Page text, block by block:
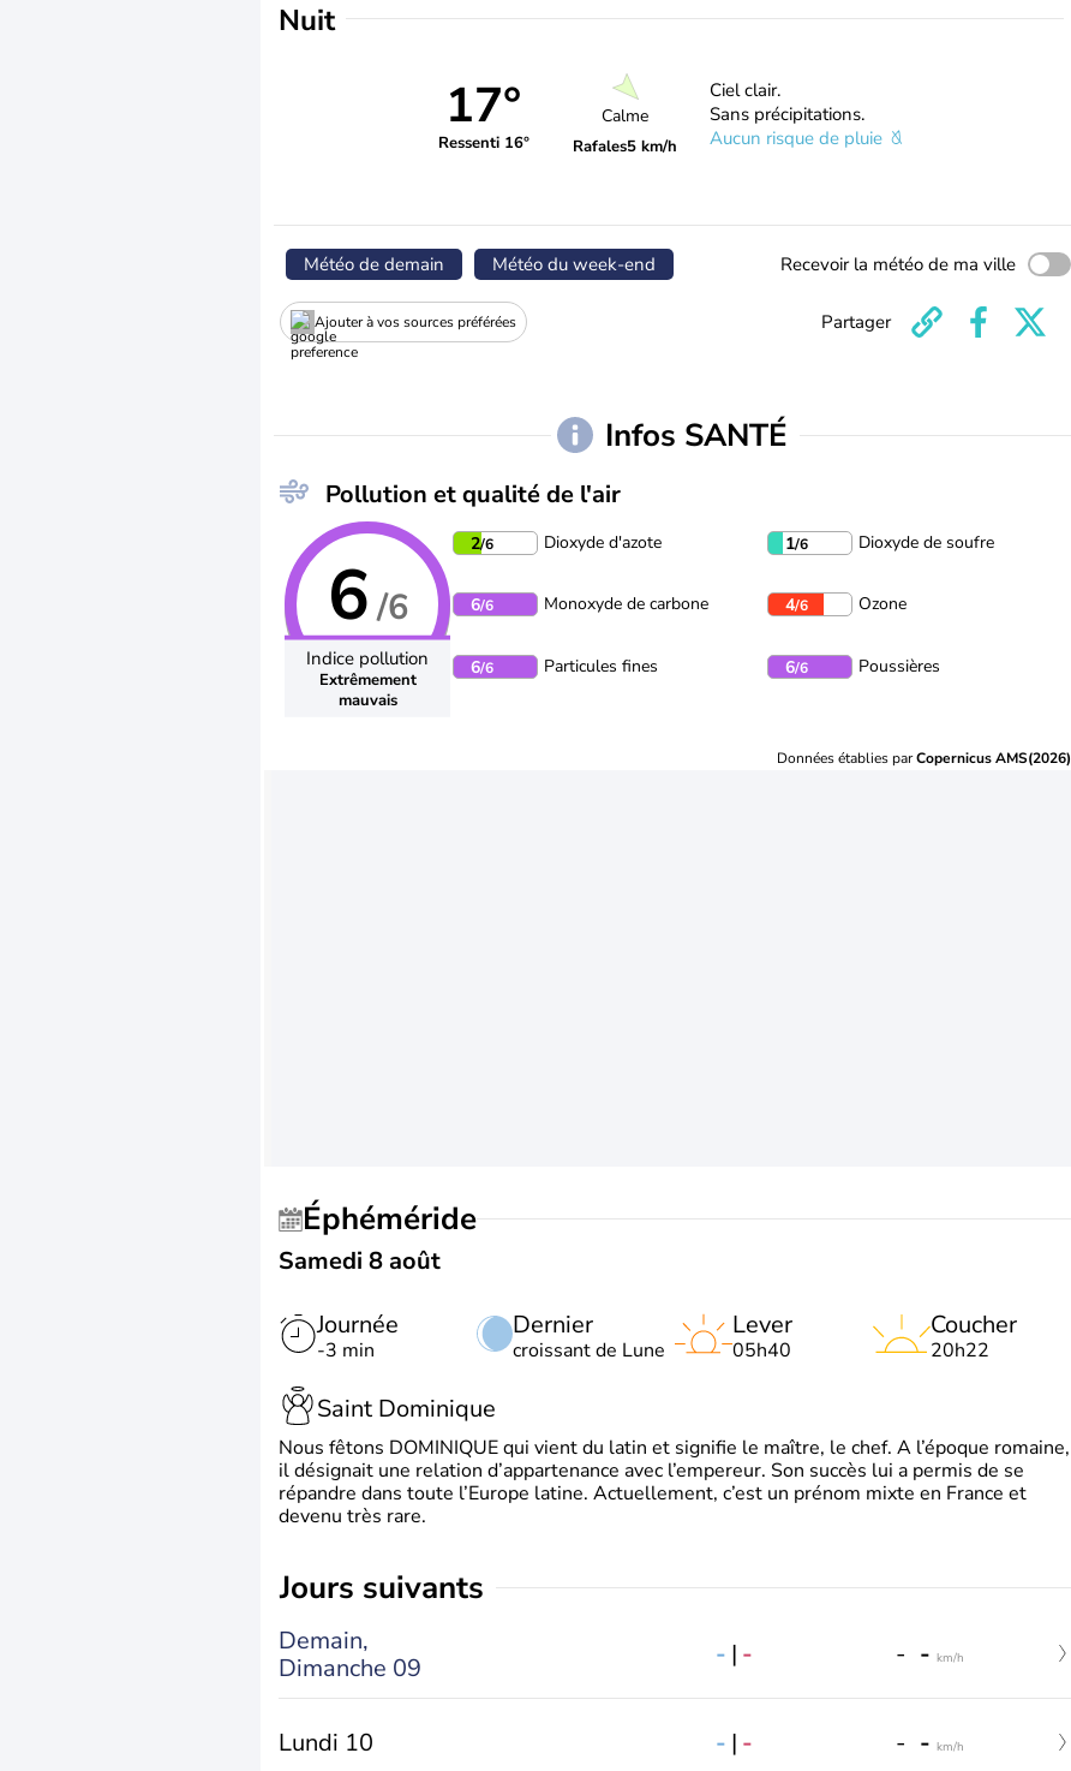
Nuit
17°
Ressenti 16°
Calme
Rafales5 km/h
Ciel clair.
Sans précipitations.
Aucun risque de pluie
Météo de demain Météo du week-end Recevoir la météo de ma ville
Ajouter à vos sources préférées Partager
Infos SANTÉ
Pollution et qualité de l'air
6/6
Indice pollution
Extrêmement
mauvais
2/6 Dioxyde d'azote 1/6 Dioxyde de soufre
6/6 Monoxyde de carbone 4/6 Ozone
6/6 Particules fines 6/6 Poussières
Données établies parCopernicus AMS(2026)
Éphéméride
Samedi 8 août
Journée
-3 min
Dernier
croissant de Lune
Lever
05h40
Coucher
20h22
Saint Dominique
Nous fêtons DOMINIQUE qui vient du latin et signifie le maître, le chef. A l’époque romaine,
il désignait une relation d’appartenance avec l’empereur. Son succès lui a permis de se
répandre dans toute l’Europe latine. Actuellement, c’est un prénom mixte en France et
devenu très rare.
jours suivants
Demain,
Dimanche 09
- | - - - km/h
Lundi 10 - | - - - km/h